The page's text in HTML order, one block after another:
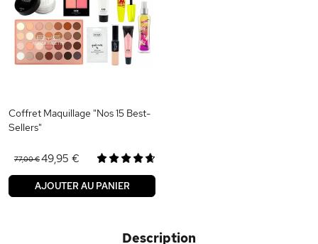
Coffret Maquillage "Nos 15 Best-
Sellers"
77,00 €49,95 €
AJOUTER AU PANIER
Description